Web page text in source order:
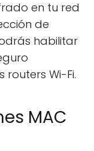
en tu red
de
habilitar
Wi-Fi.
MAC